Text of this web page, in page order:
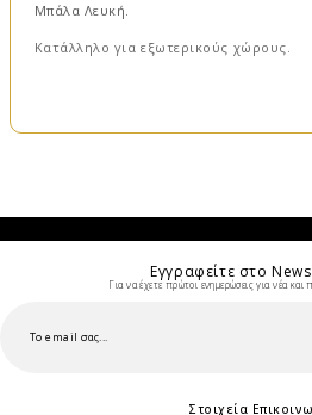
Μπάλα Λευκή.
Κατάλληλο για εξωτερικούς χώρους.
Εγγραφείτε στο
Για να έχετε πρώτοι ενημερώσεις για νέα και
Στοιχεία